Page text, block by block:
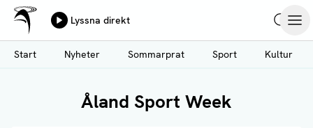
Hoppa
till
huvudinnehåll
Ålands Radio & TV
Lyssna direkt
Start
Nyheter Sommarprat Sport Kultur
Åland Sport Week